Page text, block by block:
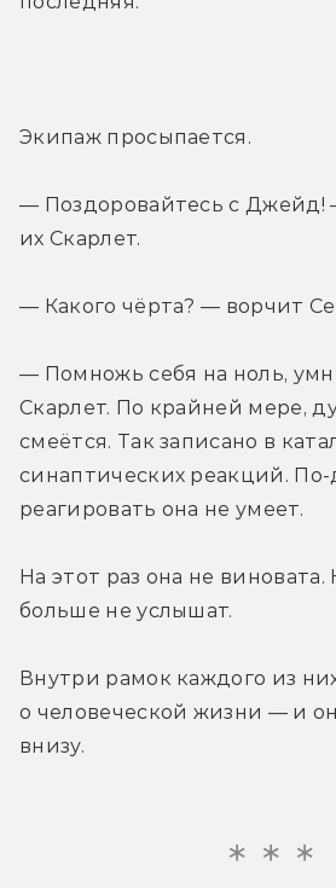
Экипаж просыпается.
— Поздоровайтесь с Джейд!
их Скарлет.
— Какого чёрта? — ворчит
— Помножь себя на ноль,
Скарлет. По крайней мере,
смеётся. Так записано в
синаптических реакций. По-
реагировать она не умеет.
На этот раз она не
больше не услышат.
Внутри рамок каждого из
о человеческой жизни — и
внизу.